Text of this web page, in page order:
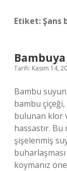
Etiket:Şans
Tarih: Kasım 14,
Bambu
bambu
bulunan klor
hassastır. Bu
şişelenmiş
koymanız